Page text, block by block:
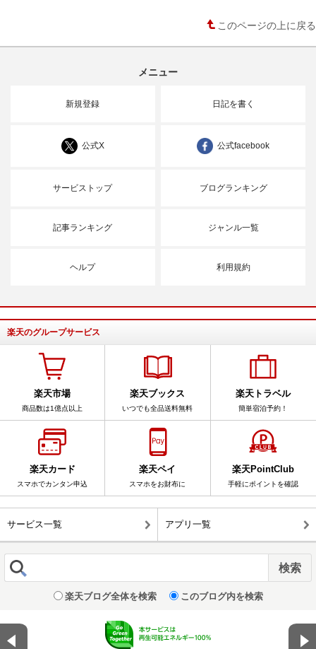
このページの上に戻る
メニュー
新規登録 日記を書く
公式X 公式facebook
サービストップ ブログランキング
記事ランキング ジャンル一覧
ヘルプ 利用規約
楽天のグループサービス
楽天市場
商品数は1億点以上
楽天ブックス
いつでも全品送料無料
楽天トラベル
簡単宿泊予約！
楽天カード
スマホでカンタン申込
楽天ペイ
スマホをお財布に
楽天PointClub
手軽にポイントを確認
サービス一覧 アプリ一覧
楽天ブログ全体を検索 このブログ内を検索